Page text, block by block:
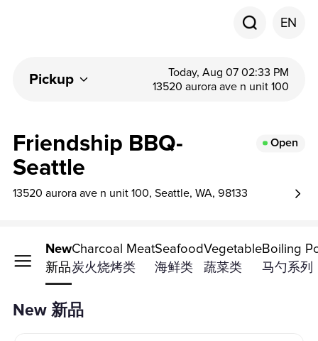
EN
Pickup
Today, Aug 07 02:33 PM
13520 aurora ave n unit 100
Friendship BBQ-
Seattle
Open
13520 aurora ave n unit 100, Seattle, WA, 98133
New
新品
Charcoal Meat
炭火烧烤类
Seafood
海鲜类
Vegetable
蔬菜类
Boiling
马勺系列
New 新品